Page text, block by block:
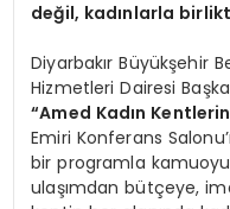
değil, kadınlarla
Diyarbakır Büyükşehir
Hizmetleri Dairesi
“Amed Kadın
Emiri Konferans
bir programla
ulaşımdan bütçeye,